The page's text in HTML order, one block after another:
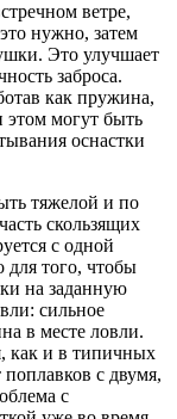
ветре,
нужно, затем
Это улучшает
заброса.
как пружина,
этом могут быть
оснастки
тяжелой и по
скользящих
с одной
для того, чтобы
на заданную
сильное
в месте ловли.
как и в типичных
с двумя,
с